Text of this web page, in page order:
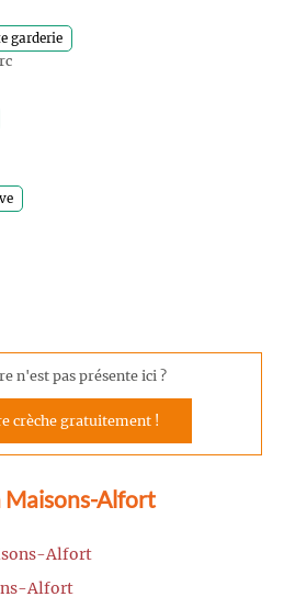
garderie
n'est pas présente ici ?
crèche gratuitement !
Maisons-Alfort
Alfort
Alfort